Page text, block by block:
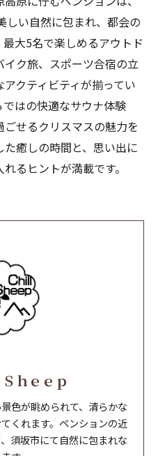
い自然に包まれ、都会の
大5名で楽しめるアウトド
ク旅、スポーツ合宿の立
クティビティが揃ってい
はの快適なサウナ体験
せるクリスマスの魅力を
癒しの時間と、思い出に
るヒントが満載です。
ｈｅｅｐ
色が眺められて、清らかな
くれます。ペンションの近
須坂市にて自然に包まれな